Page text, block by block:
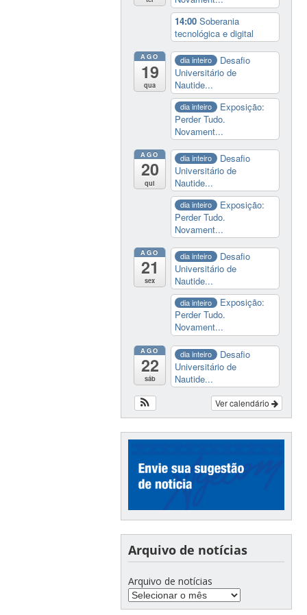
14:00Soberania
tecnológica e digital
AGO
19
qua
dia inteiro
Desafio
Universitário de
Nautide...
dia inteiro
Exposição:
Perder Tudo.
Novament...
AGO
20
qui
dia inteiro
Desafio
Universitário de
Nautide...
dia inteiro
Exposição:
Perder Tudo.
Novament...
AGO
21
sex
dia inteiro
Desafio
Universitário de
Nautide...
dia inteiro
Exposição:
Perder Tudo.
Novament...
AGO
22
sáb
dia inteiro
Desafio
Universitário de
Nautide...
Ver calendário
Arquivo de notícias
Arquivo de notícias